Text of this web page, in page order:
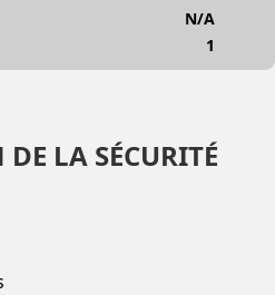
N/A
1
LA SÉCURITÉ